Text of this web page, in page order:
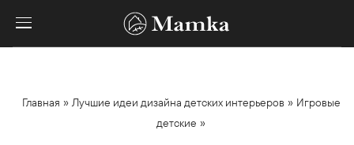
Главная »Лучшие идеи дизайна детских интерьеров » Игровые
детские »